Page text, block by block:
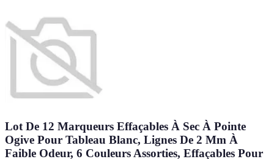
Lot De 12 Marqueurs Effaçables À Sec À Pointe
Ogive Pour Tableau Blanc, Lignes De 2 Mm À
Faible Odeur, 6 Couleurs Assorties, Effaçables Pour